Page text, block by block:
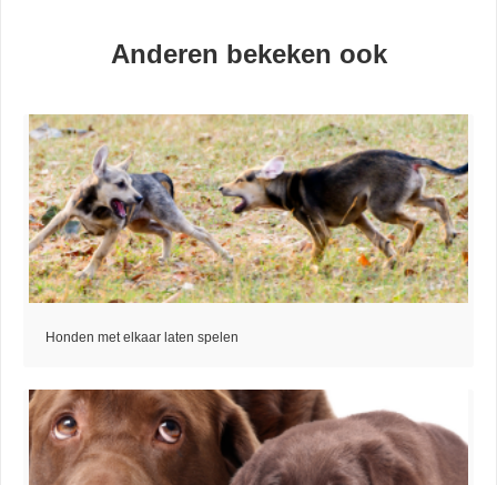
Anderen bekeken ook
Honden met elkaar laten spelen